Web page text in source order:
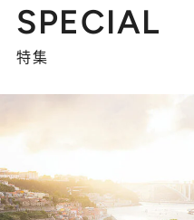
SPECIAL
特集